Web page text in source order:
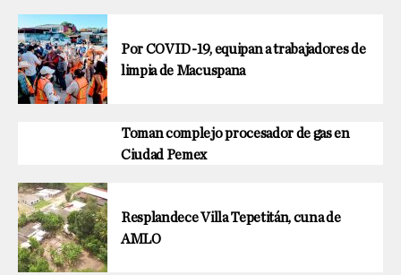
Por COVID-19, equipan a trabajadores de
limpia de Macuspana
Toman complejo procesador de gas en
Ciudad Pemex
Resplandece Villa Tepetitán, cuna de
AMLO